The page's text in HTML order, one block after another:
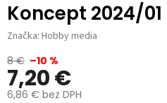
Koncept 2024/01
Značka: Hobby media
8 € –10 %
7,20 €
6,86 € bez DPH